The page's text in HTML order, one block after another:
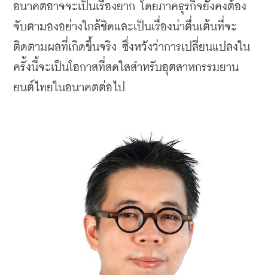
อนาคตอาจจะเป็นเรื่องยาก โดยภาคธุรกิจยังคงต้อง
จับตามองอย่างใกล้ชิดและเป็นเรื่องน่าตื่นเต้นที่จะ
ติดตามผลที่เกิดขึ้นจริง ซึ่งหวังว่าการเปลี่ยนแปลงใน
ครั้งนี้จะเป็นโอกาสที่สดใสสำหรับอุตสาหกรรมยาน
ยนต์ไทยในอนาคตต่อไป